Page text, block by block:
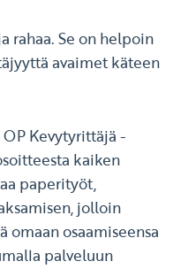
rahaa. Se on helpoin
avaimet käteen
Kevytyrittäjä -
kaiken
paperityöt,
jolloin
osaamiseensa
palveluun